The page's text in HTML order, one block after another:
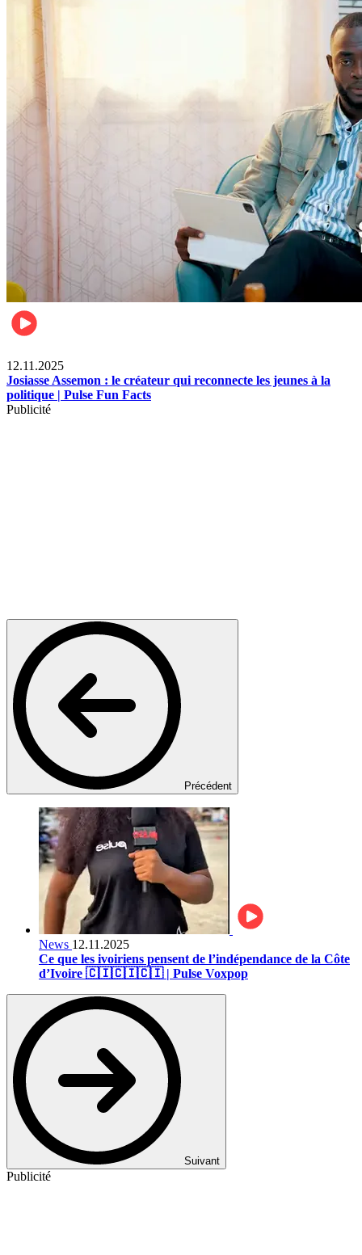
12.11.2025
Josiasse Assemon : le créateur qui reconnecte les jeunes à la
politique | Pulse Fun Facts
Publicité
Précédent
News 12.11.2025
Ce que les ivoiriens pensent de l’indépendance de la Côte
d’Ivoire 🇨🇮🇨🇮🇨🇮 | Pulse Voxpop
Suivant
Publicité